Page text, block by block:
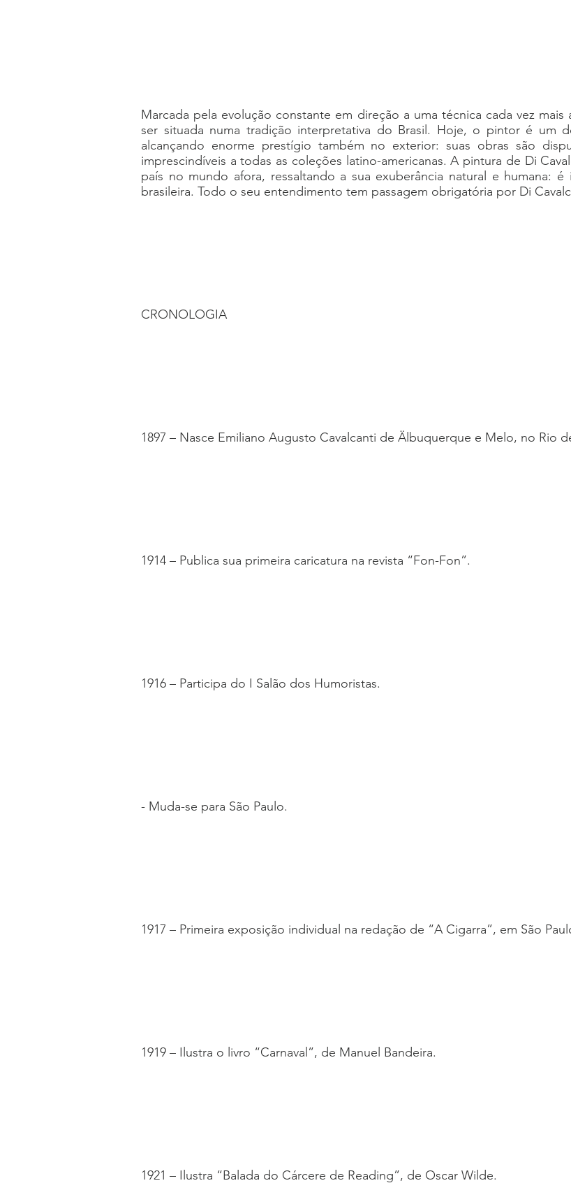
Marcada pela evolução constante em direção a uma técnica cada vez
ser situada numa tradição interpretativa do Brasil. Hoje, o pintor é um
alcançando enorme prestígio também no exterior: suas obras são
imprescindíveis a todas as coleções latino-americanas. A pintura de Di
país no mundo afora, ressaltando a sua exuberância natural e humana:
brasileira. Todo o seu entendimento tem passagem obrigatória por Di
CRONOLOGIA
1897 – Nasce Emiliano Augusto Cavalcanti de Älbuquerque e Melo, no Rio
1914 – Publica sua primeira caricatura na revista “Fon-Fon”.
1916 – Participa do I Salão dos Humoristas.
- Muda-se para São Paulo.
1917 – Primeira exposição individual na redação de “A Cigarra”, em São
1919 – Ilustra o livro “Carnaval”, de Manuel Bandeira.
1921 – Ilustra “Balada do Cárcere de Reading”, de Oscar Wilde.